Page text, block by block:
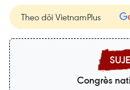
Theo dõi VietnamPlus
Congrès